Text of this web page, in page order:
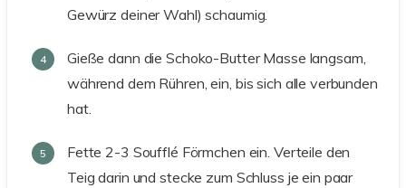
Gewürz deiner Wahl) schaumig.
Gieße dann die Schoko-Butter Masse langsam,
während dem Rühren, ein, bis sich alle verbunden
hat.
Fette 2-3 Soufflé Förmchen ein. Verteile den
Teig darin und stecke zum Schluss je ein paar